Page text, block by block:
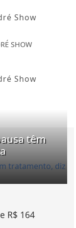
Show
Show
têm
R$ 164